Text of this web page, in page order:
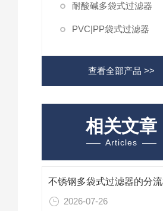
耐酸碱多袋式过滤器
PVC|PP袋式过滤器
查看全部产品 >>
相关文章
Articles
2026-07-26